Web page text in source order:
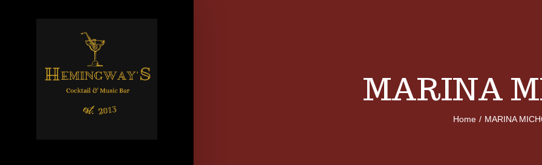
MARINA
Home / MARINA